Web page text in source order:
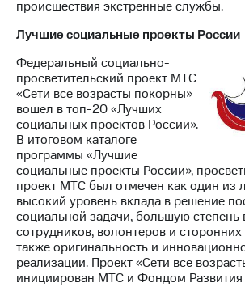
происшествия экстренные службы.
Лучшие социальные проекты России
Федеральный социально-
просветительский проект МТС
«Сети все возрасты покорны»
вошел в топ-20 «Лучших
социальных проектов России».
В итоговом каталоге
программы «Лучшие
социальные проекты России»,
проект МТС был отмечен как один из
высокий уровень вклада в решение
социальной задачи, большую степень
сотрудников, волонтеров и
также оригинальность и
реализации. Проект «Сети все
инициирован МТС и Фондом Развития